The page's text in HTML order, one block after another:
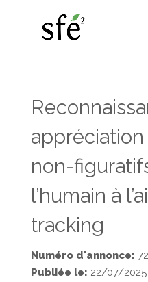
non-
l’humain à
tracking
Numéro d'annonce:
Publiée le: 22/07/2025